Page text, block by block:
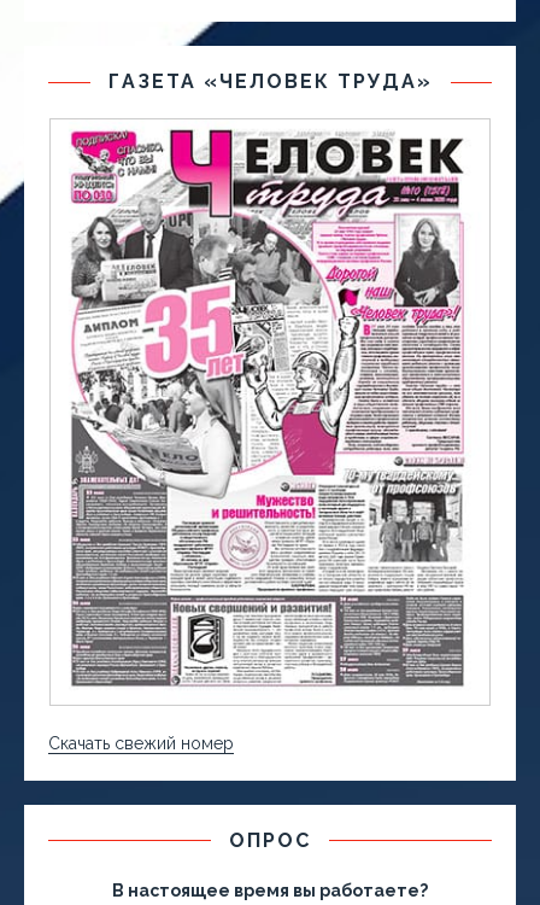
ГАЗЕТА «ЧЕЛОВЕК ТРУДА»
Скачать свежий номер
ОПРОС
В настоящее время вы работаете?